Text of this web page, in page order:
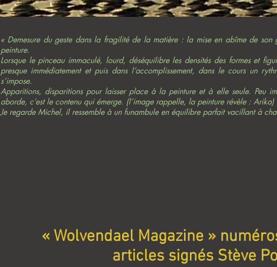
« Demesure du geste dans la fragilité de la matière : la mise en abîme de
peinture.
Lorsque le pinceau immaculé, lourd, déséquilibre les densités des formes et
presque immédiatement et puis dans l’accomplissement, dans le cours un
s’impose.
Apparitions, disparitions pour laisser place à la peinture et à elle seule. Peu
aborde, c’est le contenu qui émerge. (l’image rappelle, la peinture révèle : Arika)
Je regarde Michel, il ressemble à un funambule en équilibre parfait vacillant à
« Wolvendael Magazine »
articles signés Stève